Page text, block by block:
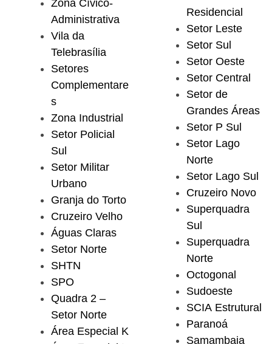
Zona Cívico-
Administrativa
Vila da
Telebrasília
Setores
Complementare
s
Zona Industrial
Setor Policial
Sul
Setor Militar
Urbano
Granja do Torto
Cruzeiro Velho
Águas Claras
Setor Norte
SHTN
SPO
Quadra 2 –
Setor Norte
Área Especial K
Residencial
Setor Leste
Setor Sul
Setor Oeste
Setor Central
Setor de
Grandes Áreas
Setor P Sul
Setor Lago
Norte
Setor Lago Sul
Cruzeiro Novo
Superquadra
Sul
Superquadra
Norte
Octogonal
Sudoeste
SCIA Estrutural
Paranoá
Samambaia